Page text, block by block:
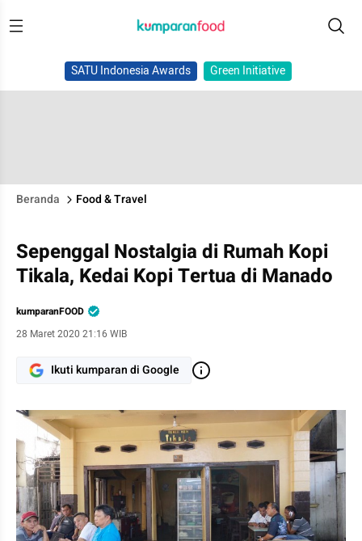
SATU Indonesia Awards Green Initiative
Beranda Food & Travel
Sepenggal Nostalgia di Rumah Kopi
Tikala, Kedai Kopi Tertua di Manado
kumparanFOOD
28 Maret 2020 21:16 WIB
Ikuti kumparan di Google